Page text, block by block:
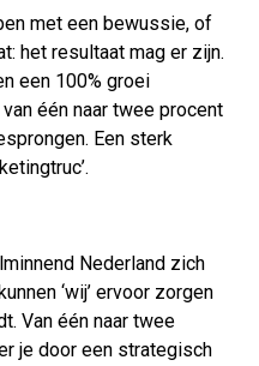
met een bewussie, of
het resultaat mag er zijn.
een 100% groei
één naar twee procent
Een sterk
Nederland zich
‘wij’ ervoor zorgen
Van één naar twee
je door een strategisch